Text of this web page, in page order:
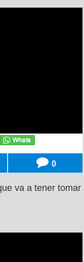
0
va a tener tomar